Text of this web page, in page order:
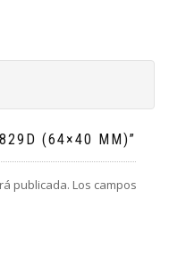
(64×40 MM)”
publicada. Los campos